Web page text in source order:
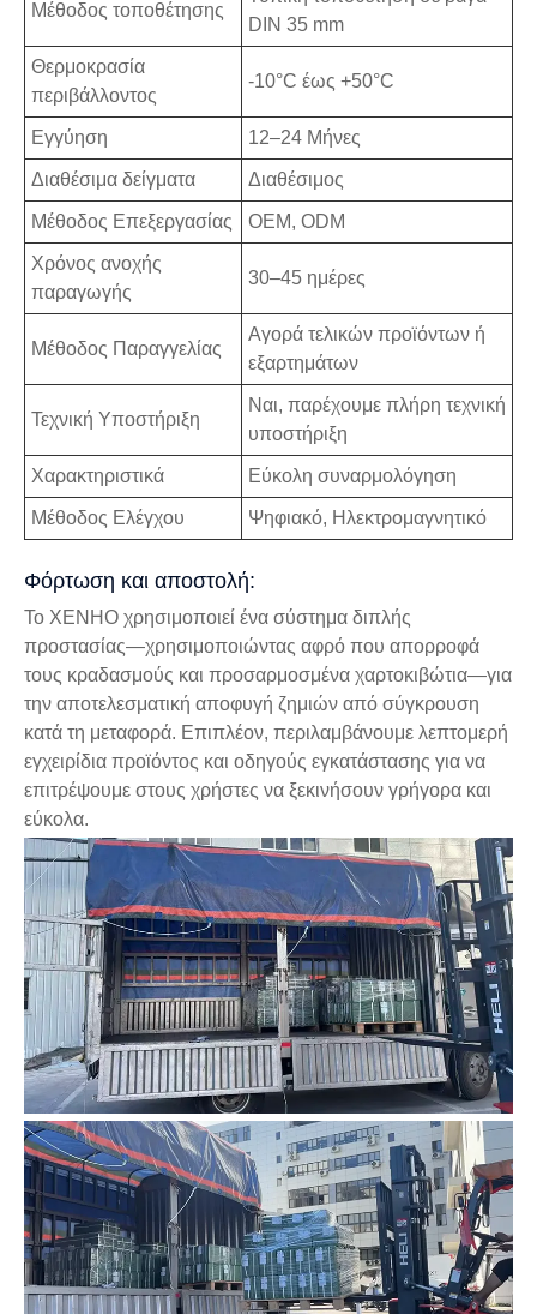
Μέθοδος τοποθέτησης
DIN 35 mm
Θερμοκρασία
περιβάλλοντος
-10°C έως +50°C
Εγγύηση 12–24 Μήνες
Διαθέσιμα δείγματα Διαθέσιμος
Μέθοδος Επεξεργασίας OEM, ODM
Χρόνος ανοχής
παραγωγής
30–45 ημέρες
Μέθοδος Παραγγελίας
Αγορά τελικών προϊόντων ή
εξαρτημάτων
Τεχνική Υποστήριξη
Ναι, παρέχουμε πλήρη τεχνική
υποστήριξη
Χαρακτηριστικά Εύκολη συναρμολόγηση
Μέθοδος Ελέγχου Ψηφιακό, Ηλεκτρομαγνητικό
Φόρτωση και αποστολή:
Το XENHO χρησιμοποιεί ένα σύστημα διπλής
προστασίας—χρησιμοποιώντας αφρό που απορροφά
τους κραδασμούς και προσαρμοσμένα χαρτοκιβώτια—για
την αποτελεσματική αποφυγή ζημιών από σύγκρουση
κατά τη μεταφορά. Επιπλέον, περιλαμβάνουμε λεπτομερή
εγχειρίδια προϊόντος και οδηγούς εγκατάστασης για να
επιτρέψουμε στους χρήστες να ξεκινήσουν γρήγορα και
εύκολα.